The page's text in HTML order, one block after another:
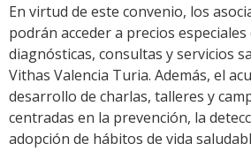
En virtud de este convenio, los
podrán acceder a precios
diagnósticas, consultas y servicios
Vithas Valencia Turia. Además, el
desarrollo de charlas, talleres y
centradas en la prevención, la
adopción de hábitos de vida